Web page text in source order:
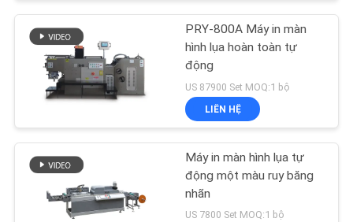
THAM
QUAN
NHÀ
KIỂM
SOÁT
Máy dán sáo
PRY-800A Máy in màn
hình lụa hoàn toàn tự
động
US 87900 Set MOQ:1 bộ
LIÊN HỆ
Máy in màn hình lụa tự
động một màu ruy băng
nhãn
US 7800 Set MOQ:1 bộ